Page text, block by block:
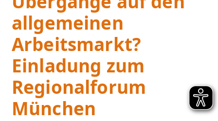
allgemeinen
Arbeitsmarkt?
Einladung zum
Regionalforum
München